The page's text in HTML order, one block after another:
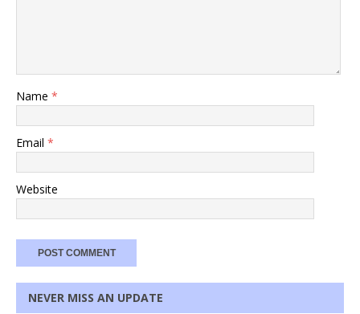
Name *
Email *
Website
NEVER MISS AN UPDATE